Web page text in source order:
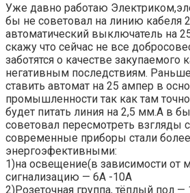
Уже давно работаю
бы не советовал на линию кабеля
автоматический выключатель на
скажу что сейчас не все
заботятся о качестве закупаемого
негативным последствиям.
ставить автомат на 25 ампер в
промышленности так как там точно
будет питать линия на 2,5 мм.А в
советовал пересмотреть взгляды
современные приборы стали более
энергоэфективными:
1)на освещение(в зависимости от
сигнализацию — 6А -10А
2)Розеточная группа, тёплый пол